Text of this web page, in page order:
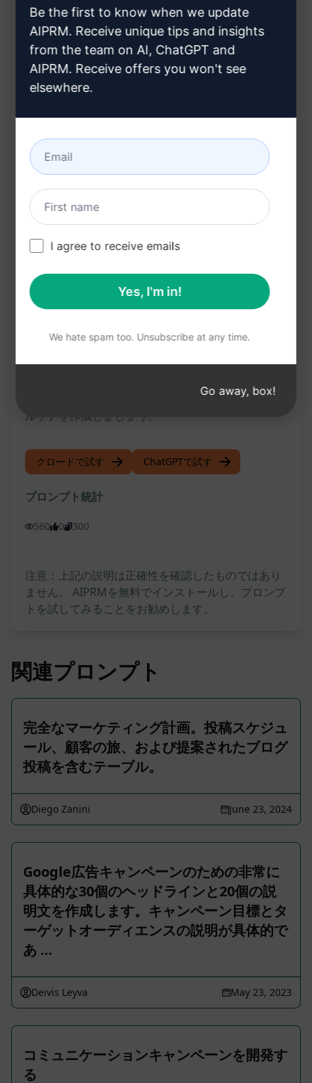
目標: 仕事とプライベートのバランスを取りなが
ら成功を収めたい
メリット:
顧客のニーズを正確に把握し、的確なサービス提
に展開可能
プロダクトやサービスの開発において、ユーザー
中心のアプローチを実現可能
マーケティングキャンペーンのROIを最大化し、
効果的な成果を上げる可能性が高い
り、あなたのビジネスは効果的かつ効率的なマーケ
ティング施策を展開し、ターゲット層に訴求する力
をクリックして、今すぐこのパワフルなユーザーペ
ルソナを作成しましょう。
クロードで試す ChatGPTで試す
プロンプト統計
560 0 300
注意：上記の説明は正確性を確認したものではあり
ません。 AIPRMを無料でインストールし、プロンプ
トを試してみることをお勧めします。
関連プロンプト
完全なマーケティング計画。投稿スケジュ
ール、顧客の旅、および提案されたブログ
投稿を含むテーブル。
Diego Zanini June 23, 2024
Google広告キャンペーンのための非常に
具体的な30個のヘッドラインと20個の説
明文を作成します。キャンペーン目標とタ
ーゲットオーディエンスの説明が具体的で
あ …
Deivis Leyva May 23, 2023
コミュニケーションキャンペーンを開発す
る
Be the first to know when we update
AIPRM. Receive unique tips and insights
from the team on AI, ChatGPT and
AIPRM. Receive offers you won't see
elsewhere.
I agree to receive emails
Yes, I'm in!
We hate spam too. Unsubscribe at any time.
Go away, box!